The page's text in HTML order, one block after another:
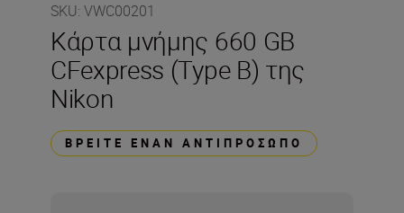
SKU: VWC00201
Κάρτα μνήμης 660 GB
CFexpress (Type B) της
Nikon
ΒΡΕΊΤΕ ΈΝΑΝ ΑΝΤΙΠΡΌΣΩΠΟ